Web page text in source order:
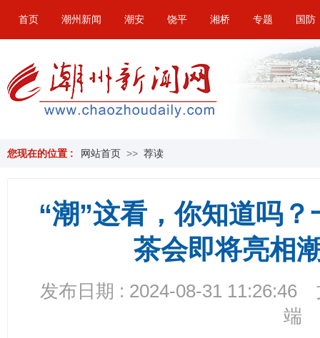
首页 潮州新闻 潮安 饶平 湘桥 专题 国防
您现在的位置 : 网站首页 >> 荐读
“潮”这看，你知道吗
茶会即将亮相
发布日期 : 2024-08-31 11:26:46
端